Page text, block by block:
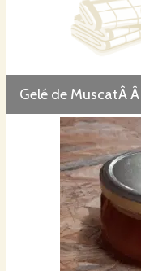
Gelé de MuscatÂ Â